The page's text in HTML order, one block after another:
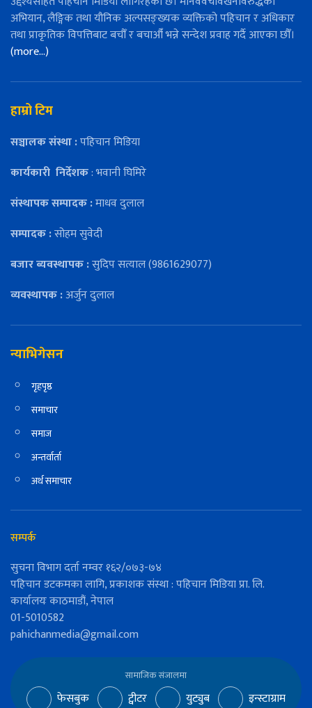
अभियान, लैङ्गिक तथा यौनिक अल्पसङ्ख्यक व्यक्तिको पहिचान र अधिकार
तथा प्राकृतिक विपत्तिबाट बचौँ र बचाऔँ भन्ने सन्देश प्रवाह गर्दै आएका छौँ।
(more…)
हाम्रो टिम
सञ्चालक संस्था :पहिचान मिडिया
कार्यकारी निर्देशक: भवानी घिमिरे
संस्थापक सम्पादक :माधव दुलाल
सम्पादक :सोहम सुवेदी
बजार ब्यवस्थापक :सुदिप सत्याल (9861629077)
व्यवस्थापक :अर्जुन दुलाल
न्याभिगेसन
गृहपृष्ठ
समाचार
समाज
अन्तर्वार्ता
अर्थ समाचार
सम्पर्क
सुचना विभाग दर्ता नम्वर १६२/०७३-७४
पहिचान डटकमका लागि, प्रकाशक संस्था : पहिचान मिडिया प्रा. लि.
कार्यालयः काठमाडौं, नेपाल
01-5010582
pahichanmedia@gmail.com
सामाजिक संजालमा
फेसबुक ट्वीटर युट्युब इन्स्टाग्राम